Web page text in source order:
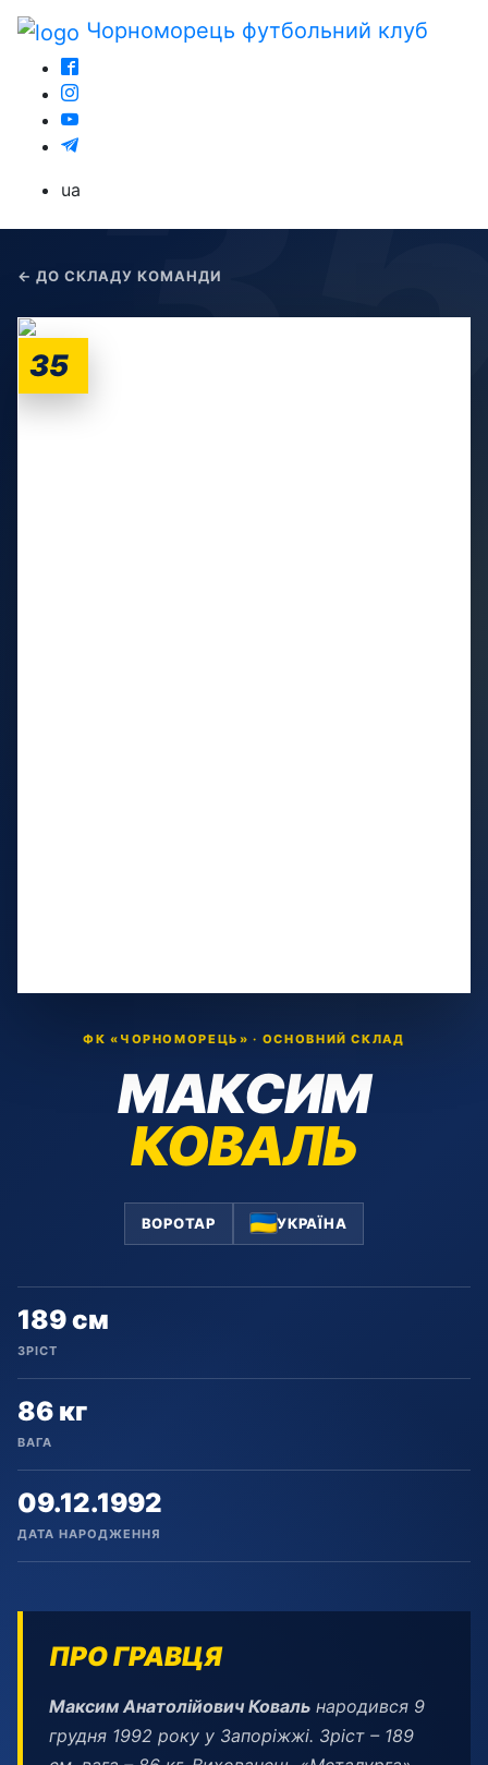
Чорноморець футбольний клуб
ua
← ДО СКЛАДУ КОМАНДИ
35
ФК «ЧОРНОМОРЕЦЬ» · ОСНОВНИЙ СКЛАД
МАКСИМ
КОВАЛЬ
ВОРОТАР УКРАЇНА
189 см
ЗРІСТ
86 кг
ВАГА
09.12.1992
ДАТА НАРОДЖЕННЯ
ПРО ГРАВЦЯ
Максим Анатолійович Коваль народився 9
грудня 1992 року у Запоріжжі. Зріст – 189